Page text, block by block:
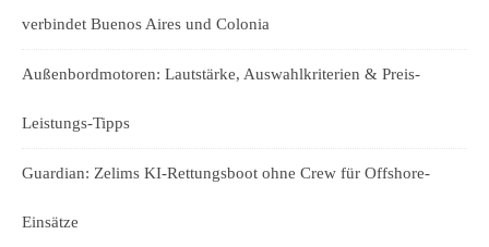
verbindet Buenos Aires und Colonia
Außenbordmotoren: Lautstärke, Auswahlkriterien & Preis-
Leistungs-Tipps
Guardian: Zelims KI-Rettungsboot ohne Crew für Offshore-
Einsätze